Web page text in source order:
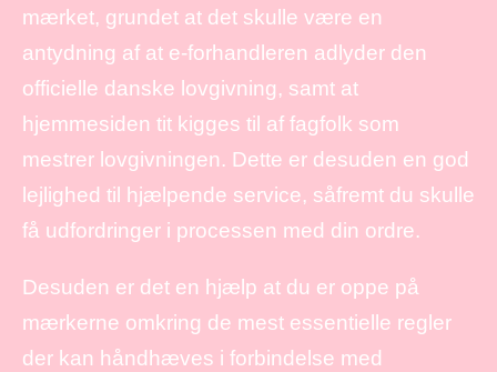
mærket, grundet at det skulle være en
antydning af at e-forhandleren adlyder den
officielle danske lovgivning, samt at
hjemmesiden tit kigges til af fagfolk som
mestrer lovgivningen. Dette er desuden en god
lejlighed til hjælpende service, såfremt du skulle
få udfordringer i processen med din ordre.
Desuden er det en hjælp at du er oppe på
mærkerne omkring de mest essentielle regler
der kan håndhæves i forbindelse med